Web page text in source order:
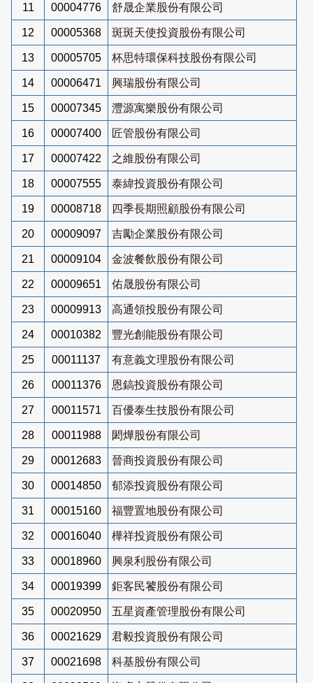
11 00004776 舒晟企業股份有限公司
12 00005368 斑斑天使投資股份有限公司
13 00005705 杯思特環保科技股份有限公司
14 00006471 興瑞股份有限公司
15 00007345 灃源寓樂股份有限公司
16 00007400 匠管股份有限公司
17 00007422 之維股份有限公司
18 00007555 泰緯投資股份有限公司
19 00008718 四季長期照顧股份有限公司
20 00009097 吉勵企業股份有限公司
21 00009104 金波餐飲股份有限公司
22 00009651 佑晟股份有限公司
23 00009913 高通領投股份有限公司
24 00010382 豐光創能股份有限公司
25 00011137 有意義文理股份有限公司
26 00011376 恩鎬投資股份有限公司
27 00011571 百優泰生技股份有限公司
28 00011988 閎燁股份有限公司
29 00012683 晉商投資股份有限公司
30 00014850 郁添投資股份有限公司
31 00015160 福豐置地股份有限公司
32 00016040 樺祥投資股份有限公司
33 00018960 興泉利股份有限公司
34 00019399 鉅客民饕股份有限公司
35 00020950 五星資產管理股份有限公司
36 00021629 君毅投資股份有限公司
37 00021698 科基股份有限公司